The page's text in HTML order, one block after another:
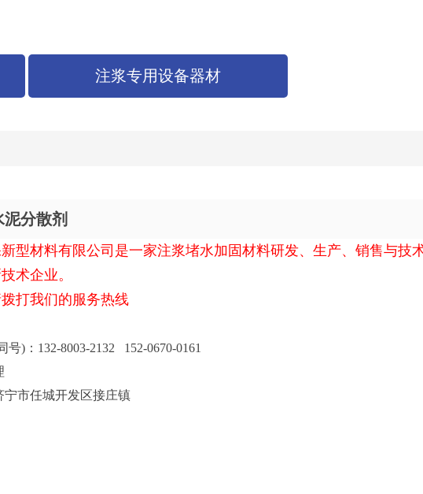
注浆专用设备器材
分散剂
型材料有限公司是一家注浆堵水加固材料研发、生产、销售与技
术企业。
打我们的服务热线
号)：132-8003-2132 152-0670-0161
宁市任城开发区接庄镇